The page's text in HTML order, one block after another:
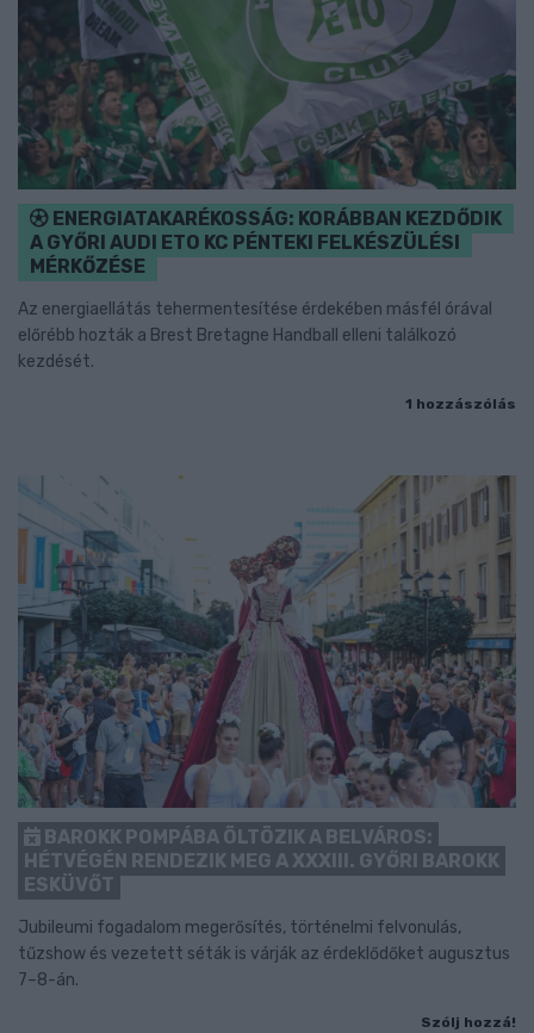
ENERGIATAKARÉKOSSÁG: KORÁBBAN KEZDŐDIK
A GYŐRI AUDI ETO KC PÉNTEKI FELKÉSZÜLÉSI
MÉRKŐZÉSE
Az energiaellátás tehermentesítése érdekében másfél órával
előrébb hozták a Brest Bretagne Handball elleni találkozó
kezdését.
1 hozzászólás
BAROKK POMPÁBA ÖLTÖZIK A BELVÁROS:
HÉTVÉGÉN RENDEZIK MEG A XXXIII. GYŐRI BAROKK
ESKÜVŐT
Jubileumi fogadalom megerősítés, történelmi felvonulás,
tűzshow és vezetett séták is várják az érdeklődőket augusztus
7–8-án.
Szólj hozzá!